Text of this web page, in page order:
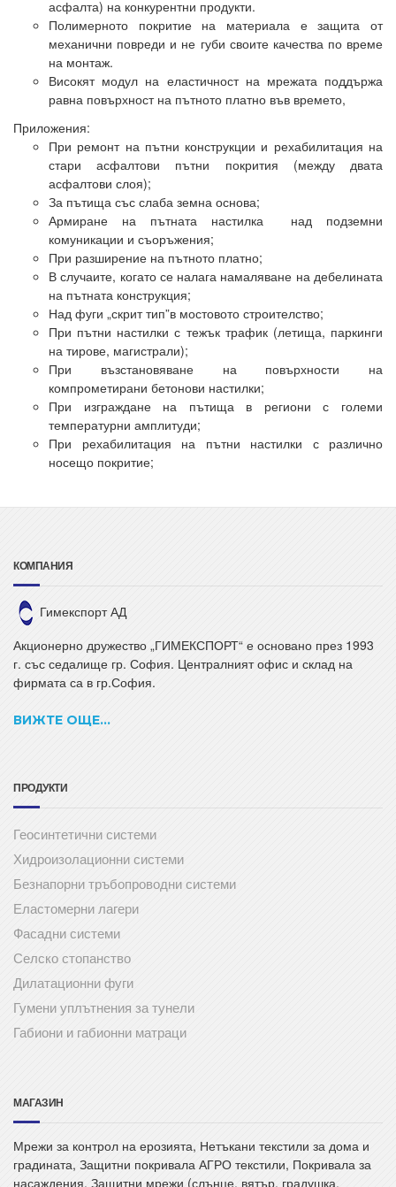
асфалта) на конкурентни продукти.
Полимерното покритие на материала е защита от
механични повреди и не губи своите качества по време
на монтаж.
Високят модул на еластичност на мрежата поддържа
равна повърхност на пътното платно във времето,
Приложения:
При ремонт на пътни конструкции и рехабилитация на
стари асфалтови пътни покрития (между двата
асфалтови слоя);
За пътища със слаба земна основа;
Армиране на пътната настилка над подземни
комуникации и съоръжения;
При разширение на пътното платно;
В случаите, когато се налага намаляване на дебелината
на пътната конструкция;
Над фуги „скрит тип”в мостовото строителство;
При пътни настилки с тежък трафик (летища, паркинги
на тирове, магистрали);
При възстановяване на повърхности на
компрометирани бетонови настилки;
При изграждане на пътища в региони с големи
температурни амплитуди;
При рехабилитация на пътни настилки с различно
носещо покритие;
КОМПАНИЯ
Гимекспорт АД
Акционерно дружество „ГИМЕКСПОРТ“ е основано през 1993
г. със седалище гр. София. Централният офис и склад на
фирмата са в гр.София.
ВИЖТЕ ОЩЕ...
ПРОДУКТИ
Геосинтетични системи
Хидроизолационни системи
Безнапорни тръбопроводни системи
Еластомерни лагери
Фасадни системи
Селско стопанство
Дилатационни фуги
Гумени уплътнения за тунели
Габиони и габионни матраци
МАГАЗИН
Мрежи за контрол на ерозията, Нетъкани текстили за дома и
градината, Защитни покривала АГРО текстили, Покривала за
насаждения, Защитни мрежи (слънце, вятър, градушка,